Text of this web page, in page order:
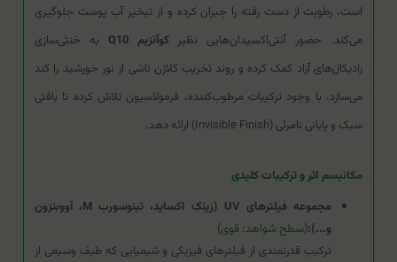
است، رطوبت از دست رفته را جبران کرده و از تبخیر آب پوست جلوگیری
می‌کند. حضور آنتی‌اکسیدان‌هایی نظیر کوآنزیم Q10
به خنثی‌سازی
رادیکال‌های آزاد کمک کرده و روند تخریب کلاژن ناشی از نور خورشید را کند
می‌سازد. با وجود ترکیبات مرطوب‌کننده، فرمولاسیون تلاش کرده تا بافتی
سبک و پایانی نامرئی (Invisible Finish) ارائه دهد.
مکانیسم اثر و ترکیبات کلیدی
مجموعه فیلترهای UV (زینک اکساید، تینوسورب M، آووبنزون
و...):(سطح شواهد: قوی)
ترکیب قدرتمندی از فیلترهای فیزیکی و شیمیایی که طیف وسیعی از